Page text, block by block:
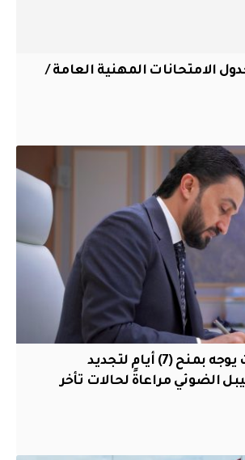
الامتحانات المهنية العامة /
وزير الاتصالات يوجه بمنح (7) أيام لتجديد
الضوئي مراعاةً لحالات تأخر